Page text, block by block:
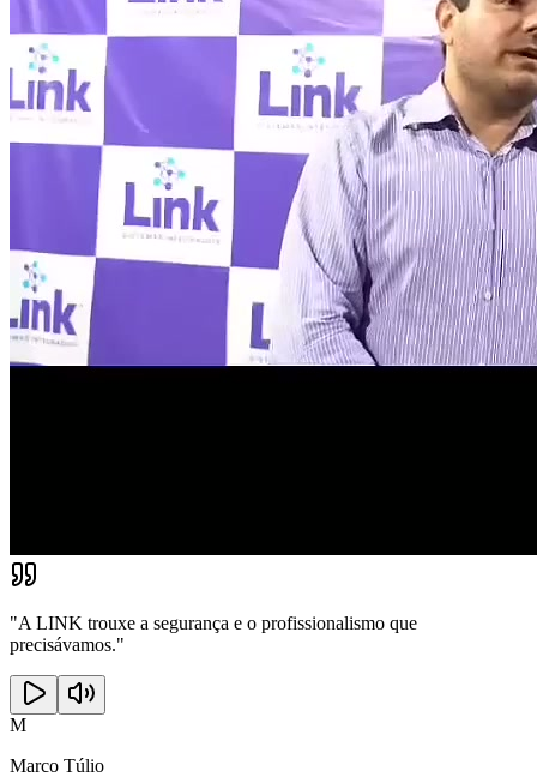
"A LINK trouxe a segurança e o profissionalismo que
precisávamos."
M
Marco Túlio